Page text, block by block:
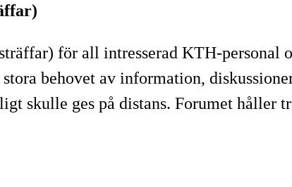
för all intresserad KTH-personal
behovet av information,
skulle ges på distans. Forumet håller